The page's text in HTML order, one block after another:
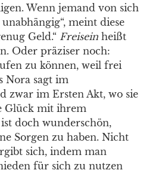
Wenn jemand von sich
meint diese
Geld.“ Freisein heißt
Oder präziser noch:
zu können, weil frei
Nora sagt im
zwar im Ersten Akt, wo sie
Glück mit ihrem
ist doch wunderschön,
Sorgen zu haben. Nicht
sich, indem man
für sich zu nutzen